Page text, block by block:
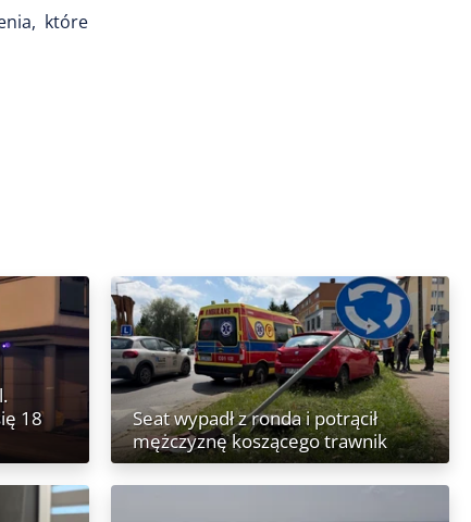
które
18
Seat wypadł z ronda i potrącił
mężczyznę koszącego trawnik